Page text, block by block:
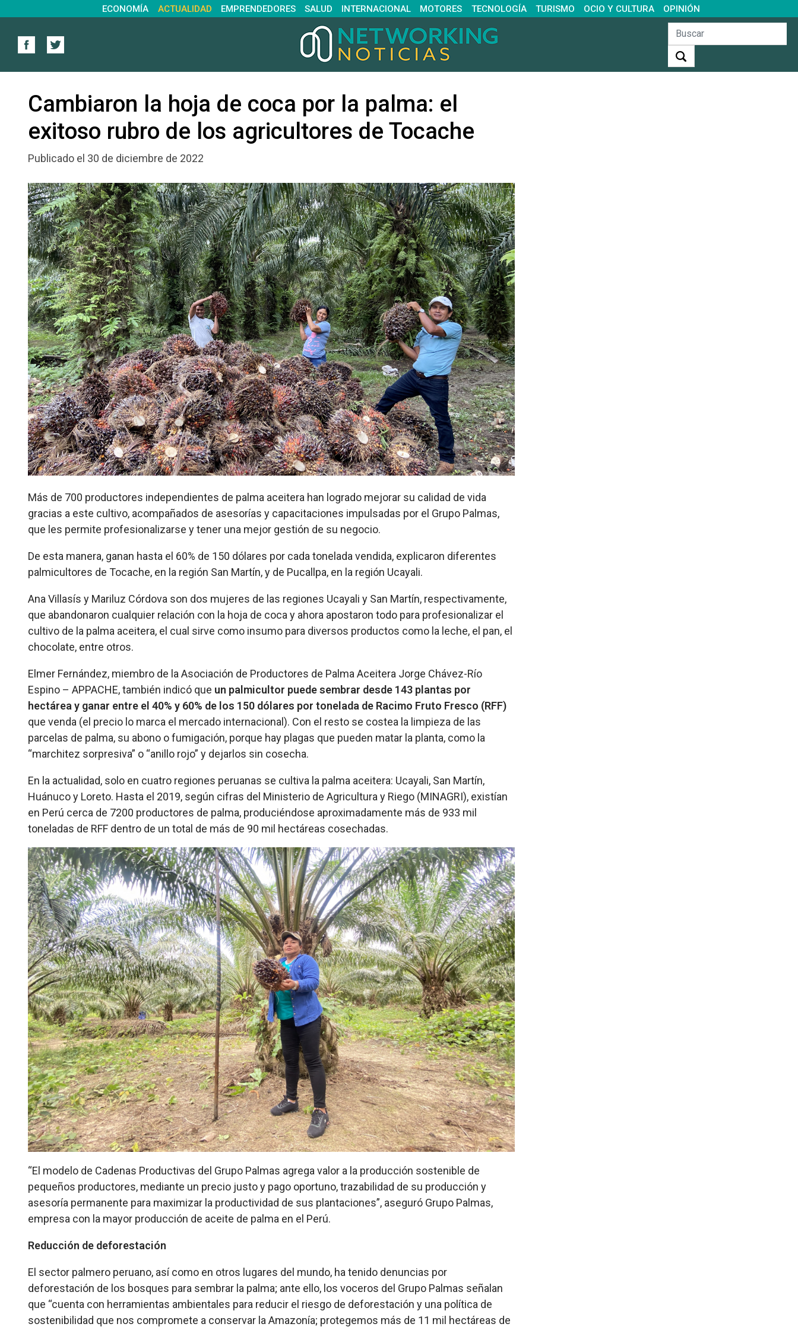
ECONOMÍA ACTUALIDAD EMPRENDEDORES SALUD INTERNACIONAL MOTORES TECNOLOGÍA TURISMO OCIO Y CULTURA OPINIÓN
Cambiaron la hoja de coca por la palma: el
exitoso rubro de los agricultores de Tocache
Publicado el 30 de diciembre de 2022
Más de 700 productores independientes de palma aceitera han logrado mejorar su calidad de vida
gracias a este cultivo, acompañados de asesorías y capacitaciones impulsadas por el Grupo Palmas,
que les permite profesionalizarse y tener una mejor gestión de su negocio.
De esta manera, ganan hasta el 60% de 150 dólares por cada tonelada vendida, explicaron diferentes
palmicultores de Tocache, en la región San Martín, y de Pucallpa, en la región Ucayali.
Ana Villasís y Mariluz Córdova son dos mujeres de las regiones Ucayali y San Martín, respectivamente,
que abandonaron cualquier relación con la hoja de coca y ahora apostaron todo para profesionalizar el
cultivo de la palma aceitera, el cual sirve como insumo para diversos productos como la leche, el pan, el
chocolate, entre otros.
Elmer Fernández, miembro de la Asociación de Productores de Palma Aceitera Jorge Chávez-Río
Espino – APPACHE, también indicó que un palmicultor puede sembrar desde 143 plantas por
hectárea y ganar entre el 40% y 60% de los 150 dólares por tonelada de Racimo Fruto Fresco (RFF)
que venda (el precio lo marca el mercado internacional). Con el resto se costea la limpieza de las
parcelas de palma, su abono o fumigación, porque hay plagas que pueden matar la planta, como la
“marchitez sorpresiva” o “anillo rojo” y dejarlos sin cosecha.
En la actualidad, solo en cuatro regiones peruanas se cultiva la palma aceitera: Ucayali, San Martín,
Huánuco y Loreto. Hasta el 2019, según cifras del Ministerio de Agricultura y Riego (MINAGRI), existían
en Perú cerca de 7200 productores de palma, produciéndose aproximadamente más de 933 mil
toneladas de RFF dentro de un total de más de 90 mil hectáreas cosechadas.
“El modelo de Cadenas Productivas del Grupo Palmas agrega valor a la producción sostenible de
pequeños productores, mediante un precio justo y pago oportuno, trazabilidad de su producción y
asesoría permanente para maximizar la productividad de sus plantaciones”, aseguró Grupo Palmas,
empresa con la mayor producción de aceite de palma en el Perú.
Reducción de deforestación
El sector palmero peruano, así como en otros lugares del mundo, ha tenido denuncias por
deforestación de los bosques para sembrar la palma; ante ello, los voceros del Grupo Palmas señalan
que “cuenta con herramientas ambientales para reducir el riesgo de deforestación y una política de
sostenibilidad que nos compromete a conservar la Amazonía; protegemos más de 11 mil hectáreas de